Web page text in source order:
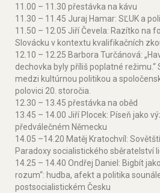
11.00 – 11.30 přestávka na kávu
11.30 – 11.45 Juraj Hamar: SĽUK a
11.50 – 12.05 Jiří Čevela: Razítko na
Slovácku v kontextu kvalifikačních
12.10 – 12.25 Barbora Turčánová:
dechovka byly příliš poplatné režimu.“
medzi kultúrnou politikou a
polovici 20. storočia.
12.30 – 13.45 přestávka na oběd
13.45 – 14.00 Jiří Plocek: Píseň jako
předválečném Německu
14.05 –14.20 Matěj Kratochvíl:
Paradoxy socialistického sběratelství
14.25 – 14.40 Ondřej Daniel: Bigbít
rozum“: hudba, afekt a politika
postsocialistickém Česku